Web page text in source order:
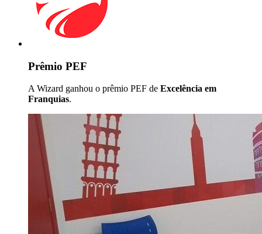
Prêmio PEF
A Wizard ganhou o prêmio PEF de Excelência em
Franquias.